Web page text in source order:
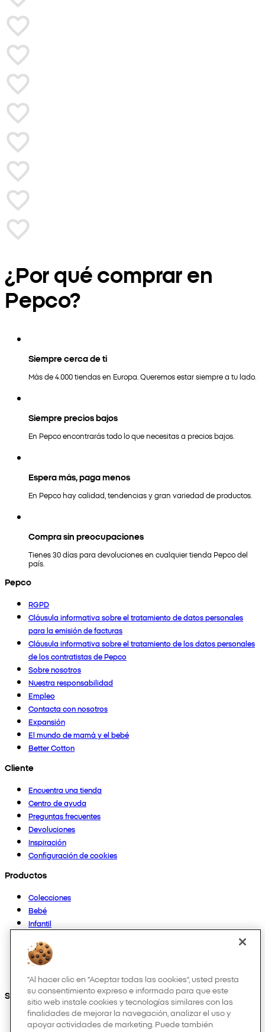
¿Por qué comprar en
Pepco?
Siempre cerca de ti
Más de 4.000 tiendas en Europa. Queremos estar siempre a tu lado.
Siempre precios bajos
En Pepco encontrarás todo lo que necesitas a precios bajos.
Espera más, paga menos
En Pepco hay calidad, tendencias y gran variedad de productos.
Compra sin preocupaciones
Tienes 30 días para devoluciones en cualquier tienda Pepco del
país.
Pepco
RGPD
Cláusula informativa sobre el tratamiento de datos personales
para la emisión de facturas
Cláusula informativa sobre el tratamiento de los datos personales
de los contratistas de Pepco
Sobre nosotros
Nuestra responsabilidad
Empleo
Contacta con nosotros
Expansión
El mundo de mamá y el bebé
Better Cotton
Cliente
Encuentra una tienda
Centro de ayuda
Preguntas frecuentes
Devoluciones
Inspiración
Configuración de cookies
Productos
Colecciones
Bebé
Infantil
Mujer
Hombre
Otros
Síguenos en:
"Al hacer clic en “Aceptar todas las cookies”, usted presta
su consentimiento expreso e informado para que este
sitio web instale cookies y tecnologías similares con las
finalidades de mejorar la navegación, analizar el uso y
apoyar actividades de marketing. Puede también